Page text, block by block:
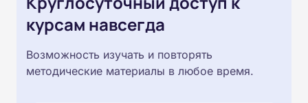
курсам навсегда
Возможность изучать и повторять
методические материалы в любое время.